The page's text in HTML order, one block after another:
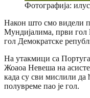
Фотографија:
Након што смо видели
Мундијалима, први гол
гол Демократске
На утакмици са
Жоаоа Невеша на
када су сви мислили да
полувреме пао је гол.